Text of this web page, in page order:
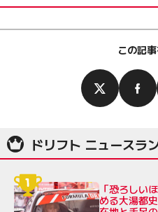
この記
ドリフト ニュースラ
「恐ろしい
める大湯都